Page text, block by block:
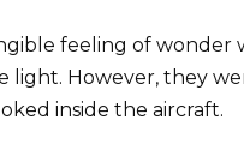
feeling of wonder
light. However, they
inside the aircraft.